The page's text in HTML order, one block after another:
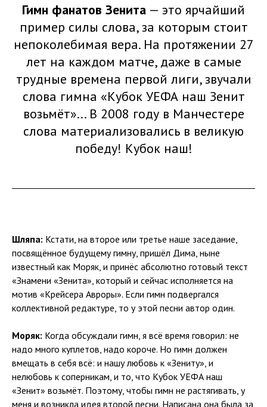
Гимн фанатов Зенита — это ярчайший
пример силы слова, за которым стоит
непоколебимая вера. На протяжении 27
лет на каждом матче, даже в самые
трудные времена первой лиги, звучали
слова гимна «Кубок УЕФА наш Зенит
возьмёт»... В 2008 году в Манчестере
слова материализовались в великую
победу! Кубок наш!
Шляпа: Кстати, на второе или третье наше заседание,
посвящённое будущему гимну, пришёл Дима, ныне
известный как Моряк, и принёс абсолютно готовый текст
«Знамени «Зенита», который и сейчас исполняется на
мотив «Крейсера Авроры». Если гимн подвергался
коллективной редактуре, то у этой песни автор один.
Моряк: Когда обсуждали гимн, я всё время говорил: не
надо много куплетов, надо короче. Но гимн должен
вмещать в себя всё: и нашу любовь к «Зениту», и
нелюбовь к соперникам, и то, что Кубок УЕФА наш
«Зенит» возьмёт. Поэтому, чтобы гимн не растягивать, у
меня и возникла идея второй песни. Написана она была за